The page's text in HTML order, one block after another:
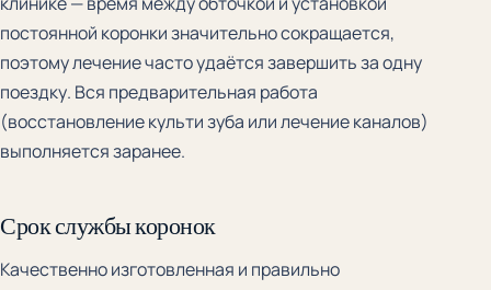
постоянной коронки значительно сокращается,
поэтому лечение часто удаётся завершить за одну
поездку. Вся предварительная работа
(восстановление культи зуба или лечение каналов)
выполняется заранее.
Срок службы коронок
Качественно изготовленная и правильно